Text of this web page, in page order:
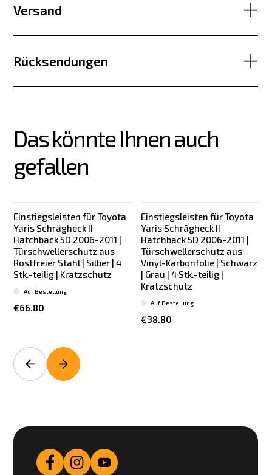
Versand
Rücksendungen
Das könnte Ihnen auch
gefallen
Einstiegsleisten für Toyota
Yaris Schrägheck II
Hatchback 5D 2006-2011 |
Türschwellerschutz aus
Rostfreier Stahl | Silber | 4
Stk.-teilig | Kratzschutz
€66.80
Auf Bestellung
Einstiegsleisten für Toyota
Yaris Schrägheck II
Hatchback 5D 2006-2011 |
Türschwellerschutz aus
Vinyl-Karbonfolie | Schwarz
| Grau | 4 Stk.-teilig |
Kratzschutz
€38.80
Auf Bestellung